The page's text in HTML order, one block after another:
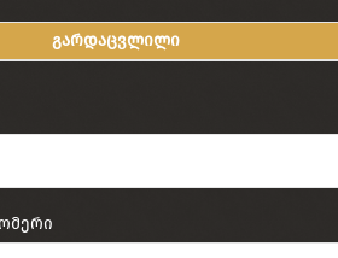
გარდაცვლილი